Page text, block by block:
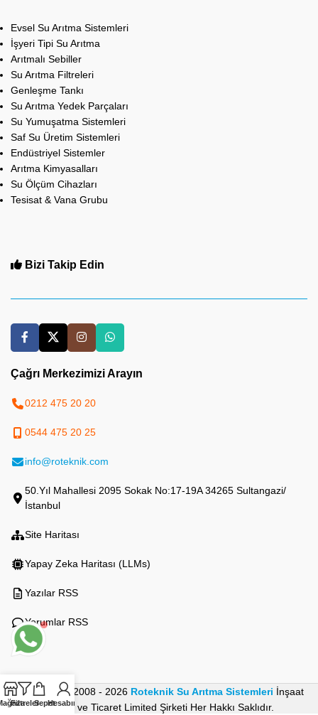
Evsel Su Arıtma Sistemleri
İşyeri Tipi Su Arıtma
Arıtmalı Sebiller
Su Arıtma Filtreleri
Genleşme Tankı
Su Arıtma Yedek Parçaları
Su Yumuşatma Sistemleri
Saf Su Üretim Sistemleri
Endüstriyel Sistemler
Arıtma Kimyasalları
Su Ölçüm Cihazları
Tesisat & Vana Grubu
Bizi Takip Edin
Çağrı Merkezimizi Arayın
0212 475 20 20
0544 475 20 25
info@roteknik.com
50.Yıl Mahallesi 2095 Sokak No:17-19A 34265 Sultangazi/
İstanbul
Site Haritası
Yapay Zeka Haritası (LLMs)
Yazılar RSS
Yorumlar RSS
Ⓒ Copyright 2008 - 2026 Roteknik Su Arıtma Sistemleri İnşaat
Sanayi ve Ticaret Limited Şirketi Her Hakkı Saklıdır.
FiltrelerSepetHesabım